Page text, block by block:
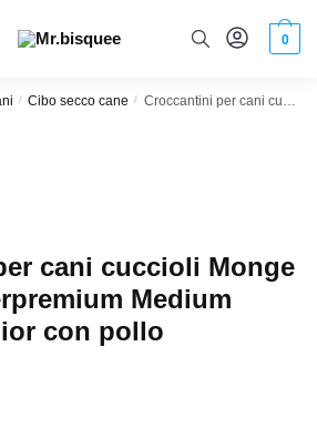
0
/ Cibo secco cane / Croccantini per cani cuccioli Monge Natural Superpremium Medium Puppy & Junior con pollo
cani cuccioli Monge
Medium
con pollo